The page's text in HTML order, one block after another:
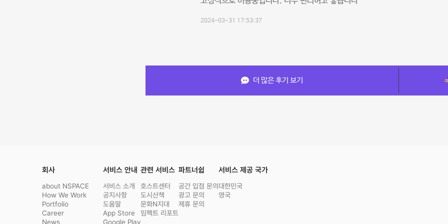
2024-03-31 17:53:37
더 많은 후기 보기
회사
about NSPACE
How We Work
Portfolio
Career
News
서비스 안내
서비스 소개
공지사항
도움말
App Store
Google Play
관련 서비스
호스트센터
도시산책
문화N지대
임팩트 리포트
파트너쉽
공간 입점 문의
광고 문의
제휴 문의
서비스 제공 국가
대한민국
영국